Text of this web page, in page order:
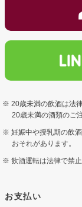
20歳未満の飲酒は法
20歳未満の酒類のご
妊娠中や授乳期の飲
おそれがあります。
飲酒運転は法律で禁
お支払い